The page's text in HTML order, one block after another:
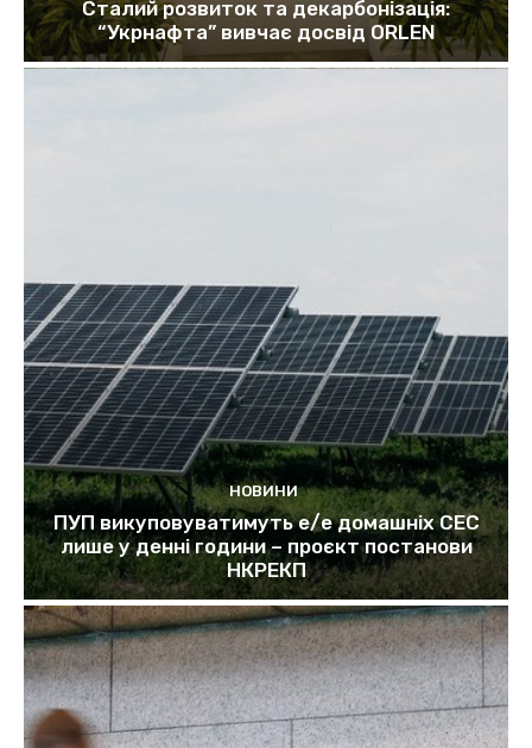
Сталий розвиток та декарбонізація:
“Укрнафта” вивчає досвід ORLEN
НОВИНИ
ПУП викуповуватимуть е/е домашніх СЕС
лише у денні години – проєкт постанови
НКРЕКП